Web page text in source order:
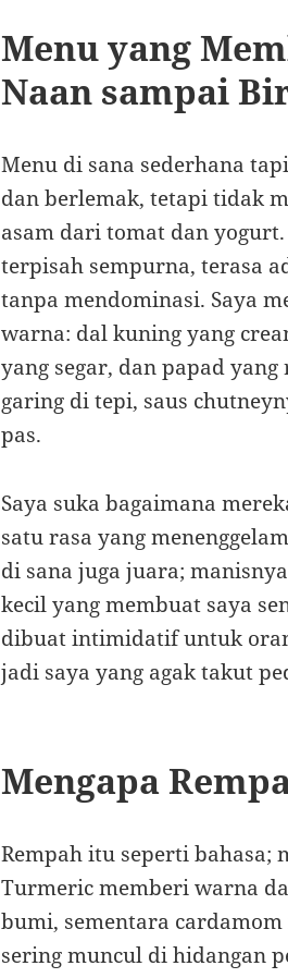
Menu yang
Naan sampai
Menu di sana sederhana
dan berlemak, tetapi tidak
asam dari tomat dan
terpisah sempurna, terasa
tanpa mendominasi. Saya
warna: dal kuning yang
yang segar, dan papad
garing di tepi, saus
pas.
Saya suka bagaimana
satu rasa yang
di sana juga juara;
kecil yang membuat saya
dibuat intimidatif untuk
jadi saya yang agak takut
Mengapa
Rempah itu seperti bahasa;
Turmeric memberi warna
bumi, sementara
sering muncul di hidangan